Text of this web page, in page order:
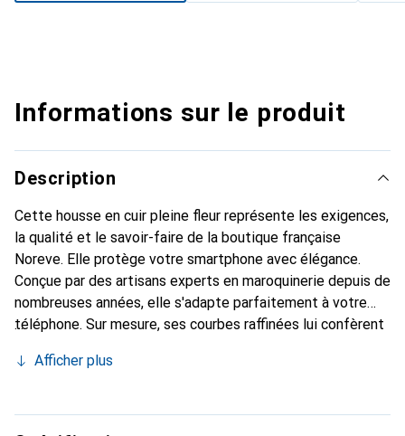
Informations sur le produit
Description
Cette housse en cuir pleine fleur représente les exigences,
la qualité et le savoir-faire de la boutique française
Noreve. Elle protège votre smartphone avec élégance.
Conçue par des artisans experts en maroquinerie depuis de
nombreuses années, elle s'adapte parfaitement à votre
téléphone. Sur mesure, ses courbes raffinées lui confèrent
et indispensable de votre smartphone. Reconnaître à
marque Noreve est un choix sûr pour une clientèle
Afficher plus